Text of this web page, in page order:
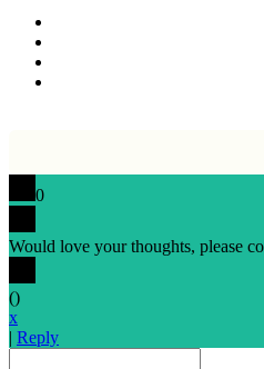
0
Would love your thoughts, please
()
x
| Reply